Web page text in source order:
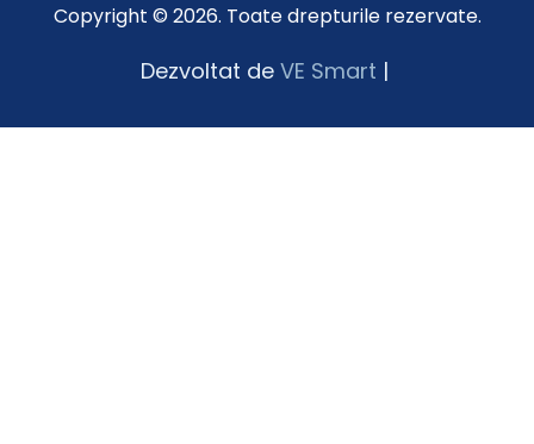
Copyright © 2026. Toate drepturile rezervate.
Dezvoltat de VE Smart |